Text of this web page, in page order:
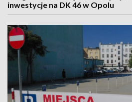
inwestycje na DK 46 w Opolu